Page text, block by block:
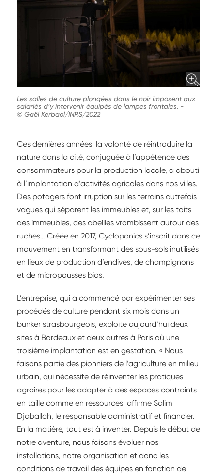
Les salles de culture plongées dans le noir imposent aux
salariés d’y intervenir équipés de lampes frontales. -
© Gaël Kerbaol/INRS/2022
Ces dernières années, la volonté de réintroduire la
nature dans la cité, conjuguée à l’appétence des
consommateurs pour la production locale, a abouti
à l’implantation d’activités agricoles dans nos villes.
Des potagers font irruption sur les terrains autrefois
vagues qui séparent les immeubles et, sur les toits
des immeubles, des abeilles vrombissent autour des
ruches… Créée en 2017, Cycloponics s’inscrit dans ce
mouvement en transformant des sous-sols inutilisés
en lieux de production d’endives, de champignons
et de micropousses bios.
L’entreprise, qui a commencé par expérimenter ses
procédés de culture pendant six mois dans un
bunker strasbourgeois, exploite aujourd’hui deux
sites à Bordeaux et deux autres à Paris où une
troisième implantation est en gestation. « Nous
faisons partie des pionniers de l’agriculture en milieu
urbain, qui nécessite de réinventer les pratiques
agraires pour les adapter à des espaces contraints
en taille comme en ressources, affirme Salim
Djaballah, le responsable administratif et financier.
En la matière, tout est à inventer. Depuis le début de
notre aventure, nous faisons évoluer nos
installations, notre organisation et donc les
conditions de travail des équipes en fonction de